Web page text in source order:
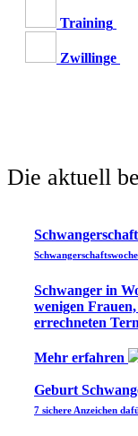
Training
Zwillinge
Die aktuell
Schwanger in
wenigen
errechneten
Mehr erfahren
Geburt
7 sichere Anzeichen